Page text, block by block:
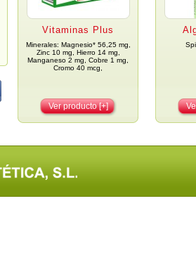
Vitaminas Plus
Minerales: Magnesio* 56,25 mg,
Zinc 10 mg, Hierro 14 mg,
Manganeso 2 mg, Cobre 1 mg,
Cromo 40 mcg,
Ver producto [+]